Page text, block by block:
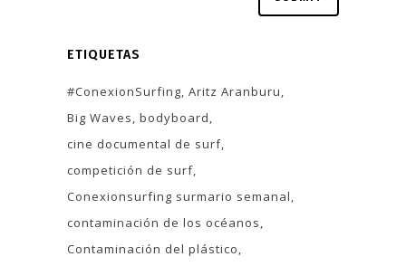
ETIQUETAS
#ConexionSurfing Aritz Aranburu
Big Waves bodyboard
cine documental de surf
competición de surf
Conexionsurfing surmario semanal
contaminación de los océanos
Contaminación del plástico